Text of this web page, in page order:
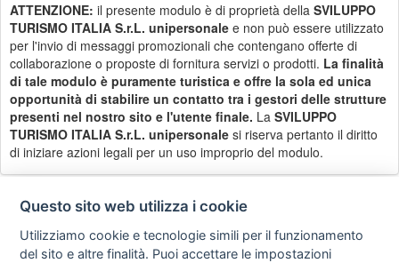
ATTENZIONE: il presente modulo è di proprietà della SVILUPPO
TURISMO ITALIA S.r.L. unipersonale e non può essere utilizzato
per l'invio di messaggi promozionali che contengano offerte di
collaborazione o proposte di fornitura servizi o prodotti. La finalità
di tale modulo è puramente turistica e offre la sola ed unica
opportunità di stabilire un contatto tra i gestori delle strutture
presenti nel nostro sito e l'utente finale. La SVILUPPO
TURISMO ITALIA S.r.L. unipersonale si riserva pertanto il diritto
di iniziare azioni legali per un uso improprio del modulo.
Privacy
policy
Avviso
legale
Scrivici
Questo sito web utilizza i cookie
Utilizziamo cookie e tecnologie simili per il funzionamento
del sito e altre finalità. Puoi accettare le impostazioni